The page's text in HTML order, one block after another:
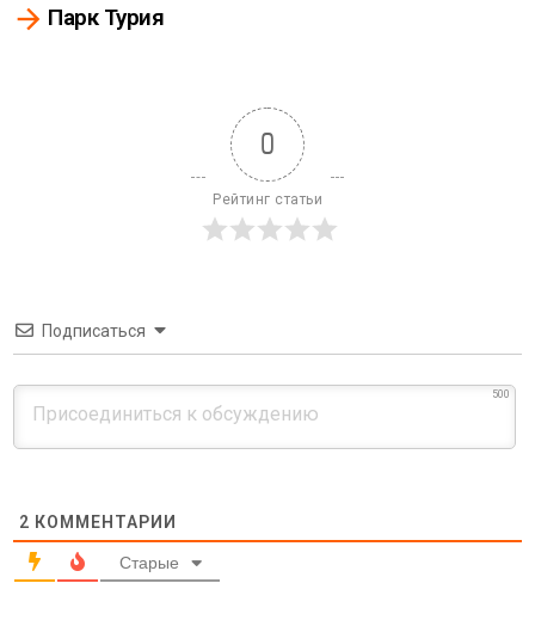
Парк Турия
0
Рейтинг статьи
Подписаться
500
2 КОММЕНТАРИИ
Старые